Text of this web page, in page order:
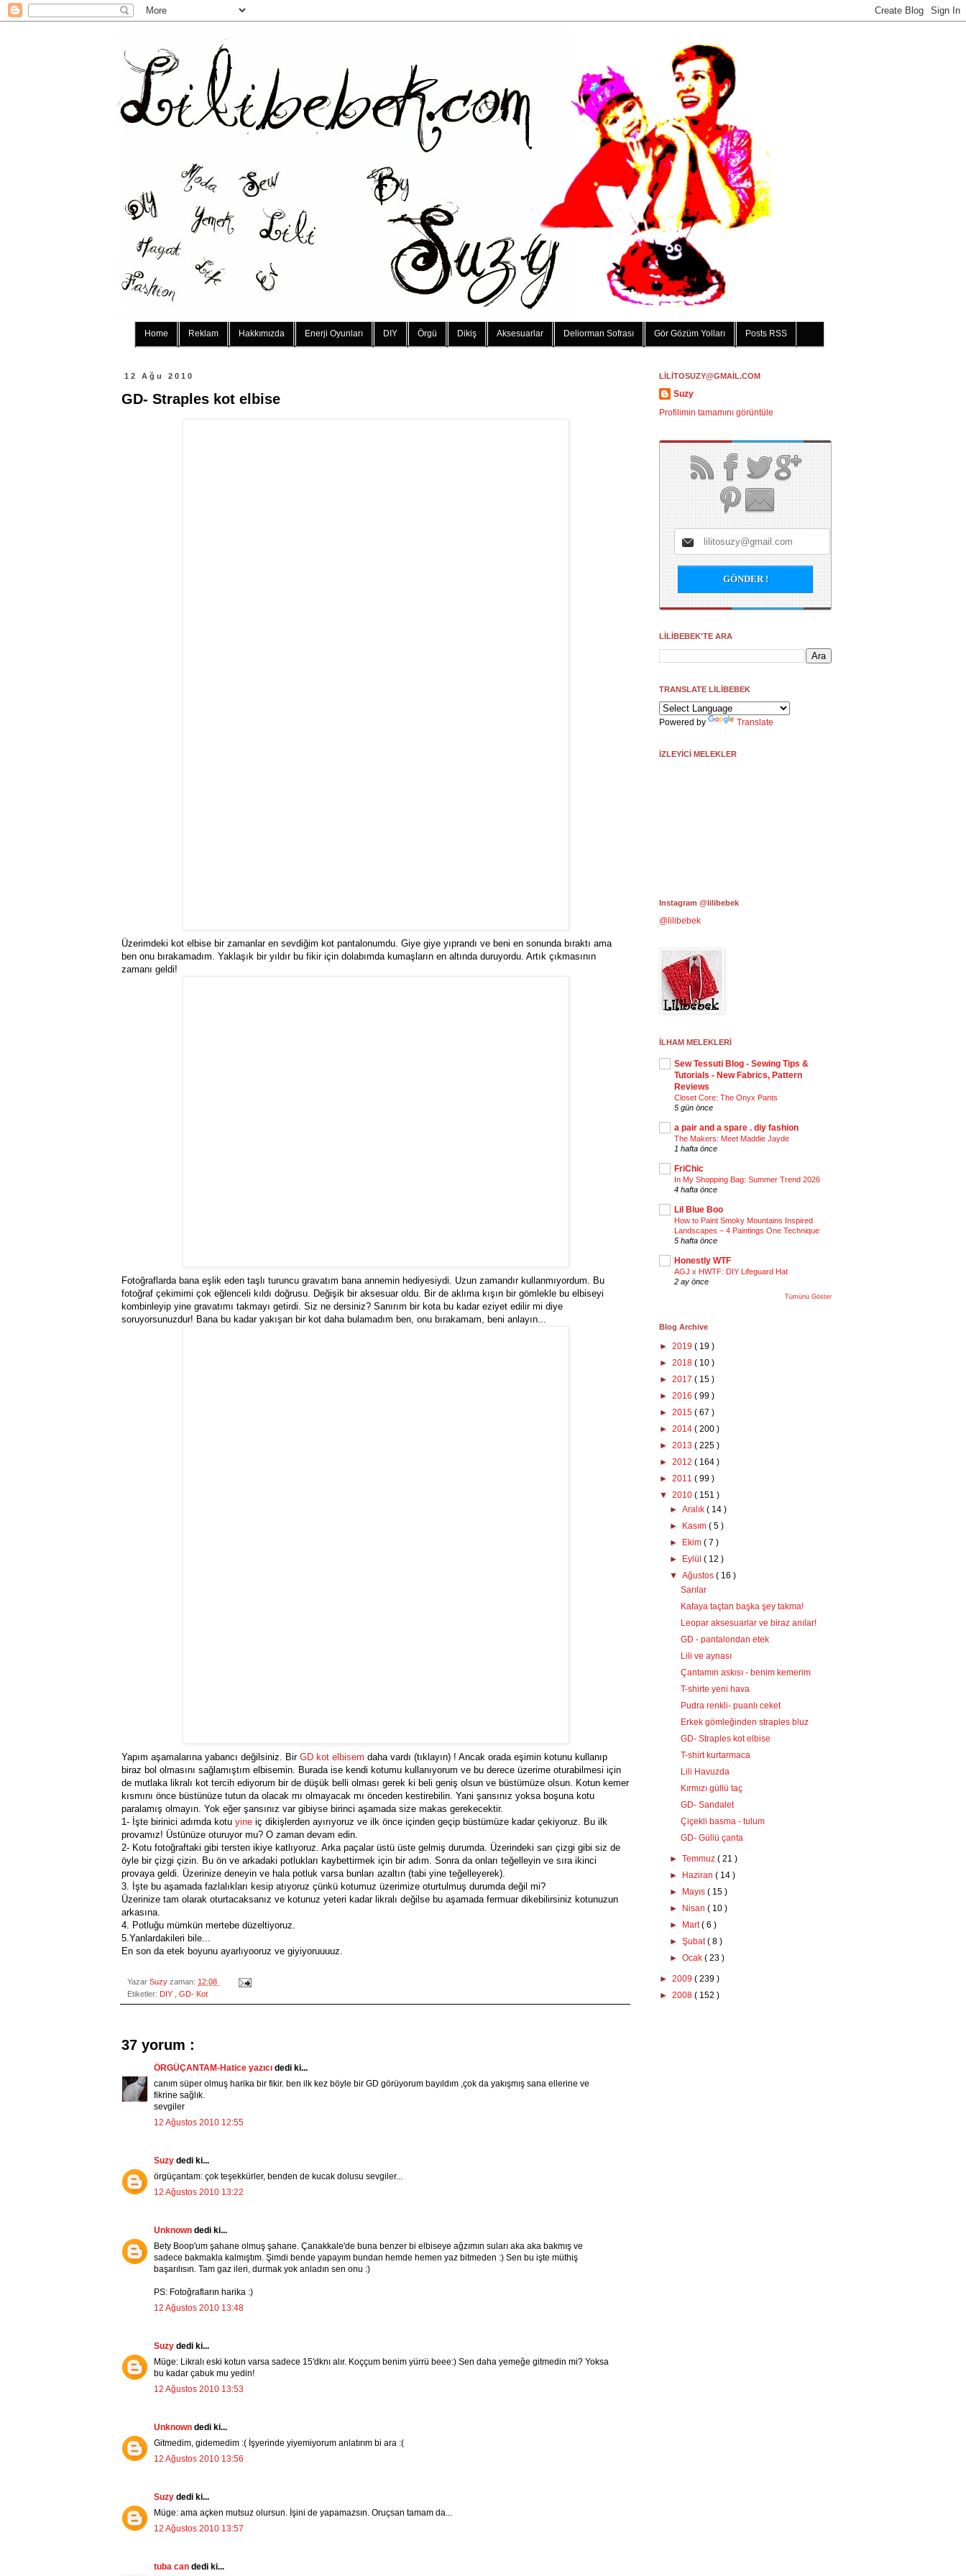
Home Reklam Hakkımızda Enerji Oyunları DIY Örgü Dikiş Aksesuarlar Deliorman Sofrası Gör Gözüm Yolları Posts RSS
12 Ağu 2010
GD- Straples kot elbise
Üzerimdeki kot elbise bir zamanlar en sevdiğim kot pantalonumdu. Giye giye yıprandı ve beni en sonunda bıraktı ama
ben onu bırakamadım. Yaklaşık bir yıldır bu fikir için dolabımda kumaşların en altında duruyordu. Artık çıkmasının
zamanı geldi!
Fotoğraflarda bana eşlik eden taşlı turuncu gravatım bana annemin hediyesiydi. Uzun zamandır kullanmıyordum. Bu
fotoğraf çekimimi çok eğlenceli kıldı doğrusu. Değişik bir aksesuar oldu. Bir de aklıma kışın bir gömlekle bu elbiseyi
kombinleyip yine gravatımı takmayı getirdi. Siz ne dersiniz? Sanırım bir kota bu kadar eziyet edilir mi diye
soruyorsunuzdur! Bana bu kadar yakışan bir kot daha bulamadım ben, onu bırakamam, beni anlayın...
Yapım aşamalarına yabancı değilsiniz. Bir GD kot elbisem daha vardı (tıklayın) ! Ancak orada eşimin kotunu kullanıp
biraz bol olmasını sağlamıştım elbisemin. Burada ise kendi kotumu kullanıyorum ve bu derece üzerime oturabilmesi için
de mutlaka likralı kot tercih ediyorum bir de düşük belli olması gerek ki beli geniş olsun ve büstümüze olsun. Kotun kemer
kısmını önce büstünüze tutun da olacak mı olmayacak mı önceden kestirebilin. Yani şansınız yoksa boşuna kotu
paralamış olmayın. Yok eğer şansınız var gibiyse birinci aşamada size makas gerekecektir.
1- İşte birinici adımda kotu yine iç dikişlerden ayırıyoruz ve ilk önce içinden geçip büstümüze kadar çekiyoruz. Bu ilk
provamız! Üstünüze oturuyor mu? O zaman devam edin.
2- Kotu fotoğraftaki gibi tersten ikiye katlıyoruz. Arka paçalar üstü üste gelmiş durumda. Üzerindeki sarı çizgi gibi siz de
öyle bir çizgi çizin. Bu ön ve arkadaki potlukları kaybettirmek için bir adım. Sonra da onları teğelleyin ve sıra ikinci
provaya geldi. Üzerinize deneyin ve hala potluk varsa bunları azaltın (tabi yine teğelleyerek).
3. İşte bu aşamada fazlalıkları kesip atıyoruz çünkü kotumuz üzerimize oturtulmuş durumda değil mi?
Üzerinize tam olarak oturtacaksanız ve kotunuz yeteri kadar likralı değilse bu aşamada fermuar dikebilirsiniz kotunuzun
arkasına.
4. Potluğu mümkün mertebe düzeltiyoruz.
5.Yanlardakileri bile...
En son da etek boyunu ayarlıyooruz ve giyiyoruuuuz.
Yazar Suzy zaman: 12:08
Etiketler: DIY GD- Kot
37 yorum :
ÖRGÜÇANTAM-Hatice yazıcı dedi ki...
canım süper olmuş harika bir fikir. ben ilk kez böyle bir GD görüyorum bayıldım ,çok da yakışmış sana ellerine ve
fikrine sağlık.
sevgiler
12 Ağustos 2010 12:55
Suzy dedi ki...
örgüçantam: çok teşekkürler, benden de kucak dolusu sevgiler...
12 Ağustos 2010 13:22
Unknown dedi ki...
Bety Boop'um şahane olmuş şahane. Çanakkale'de buna benzer bi elbiseye ağzımın suları aka aka bakmış ve
sadece bakmakla kalmıştım. Şimdi bende yapayım bundan hemde hemen yaz bitmeden :) Sen bu işte müthiş
başarılısın. Tam gaz ileri, durmak yok anladın sen onu :)
PS: Fotoğrafların harika :)
12 Ağustos 2010 13:48
Suzy dedi ki...
Müge: Likralı eski kotun varsa sadece 15'dknı alır. Koççum benim yürrü beee:) Sen daha yemeğe gitmedin mi? Yoksa
bu kadar çabuk mu yedin!
12 Ağustos 2010 13:53
Unknown dedi ki...
Gitmedim, gidemedim :( İşyerinde yiyemiyorum anlatırım bi ara :(
12 Ağustos 2010 13:56
Suzy dedi ki...
Müge: ama açken mutsuz olursun. İşini de yapamazsın. Oruçsan tamam da...
12 Ağustos 2010 13:57
tuba can dedi ki...
LİLİTOSUZY@GMAİL.COM
Suzy
Profilimin tamamını görüntüle
LİLİBEBEK'TE ARA
TRANSLATE LİLİBEBEK
Powered by Translate
İZLEYİCİ MELEKLER
Instagram @lilibebek
@lilibebek
İLHAM MELEKLERİ
Sew Tessuti Blog - Sewing Tips &
Tutorials - New Fabrics, Pattern
Reviews
Closet Core: The Onyx Pants
5 gün önce
a pair and a spare . diy fashion
The Makers: Meet Maddie Jayde
1 hafta önce
FriChic
In My Shopping Bag: Summer Trend 2026
4 hafta önce
Lil Blue Boo
How to Paint Smoky Mountains Inspired
Landscapes – 4 Paintings One Technique
5 hafta önce
Honestly WTF
AGJ x HWTF: DIY Lifeguard Hat
2 ay önce
Tümünü Göster
Blog Archive
► 2019 ( 19 )
► 2018 ( 10 )
► 2017 ( 15 )
► 2016 ( 99 )
► 2015 ( 67 )
► 2014 ( 200 )
► 2013 ( 225 )
► 2012 ( 164 )
► 2011 ( 99 )
▼ 2010 ( 151 )
►Aralık( 14 )
►
Kasım( 5 )
►
Ekim( 7 )
►
Eylül( 12 )
▼Ağustos( 16 )
Sarılar
Kafaya taçtan başka şey takma!
Leopar aksesuarlar ve biraz anılar!
GD - pantalondan etek
Lili ve aynası
Çantamın askısı - benim kemerim
T-shirte yeni hava
Pudra renkli- puanlı ceket
Erkek gömleğinden straples bluz
GD- Straples kot elbise
T-shirt kurtarmaca
Lili Havuzda
Kırmızı güllü taç
GD- Sandalet
Çiçekli basma - tulum
GD- Güllü çanta
►Temmuz( 21 )
►
Haziran( 14 )
►
Mayıs( 15 )
►
Nisan( 10 )
►
Mart( 6 )
►Şubat( 8 )
►Ocak( 23 )
► 2009 ( 239 )
► 2008 ( 152 )